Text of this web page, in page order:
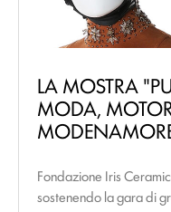
LA MOSTRA
MODA,
Fondazione Iris
sostenendo la gara di